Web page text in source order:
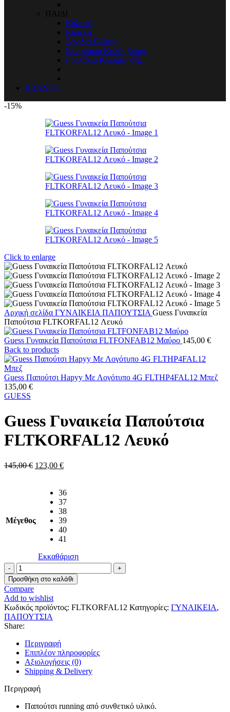
ΠΑΙΔΙ
Κάλτσες
Καπέλα
Σακίδια Πλάτης
Σκουφάκια Κολύμβησης
Γυαλάκια Κολύμβησης
BRANDS
-15%
Click to enlarge
Αρχική σελίδα ΓΥΝΑΙΚΕΙΑ ΠΑΠΟΥΤΣΙΑ Guess Γυναικεία
Παπούτσια FLTKORFAL12 Λευκό
Guess Γυναικεία Παπούτσια FLTFONFAB12 Μαύρο 145,00 €
Back to products
Guess Παπούτσι Hapyy Με Λογότυπο 4G FLTHP4FAL12 Μπεζ
135,00 €
GUESS
Guess Γυναικεία Παπούτσια
FLTKORFAL12 Λευκό
145,00€ Original
145,00 €.
123,00 €Η
είναι:
123,00 €.
Μέγεθος
36
37
38
39
40
41
Εκκαθάριση
Guess
Γυναικεία
Παπούτσια
FLTKORFAL12
Λευκό
ποσότητα
Προσθήκη στο καλάθι
Compare
Add to wishlist
Κωδικός προϊόντος: FLTKORFAL12 Κατηγορίες: ΓΥΝΑΙΚΕΙΑ,
ΠΑΠΟΥΤΣΙΑ
Share:
Περιγραφή
Επιπλέον πληροφορίες
Αξιολογήσεις (0)
Shipping & Delivery
Περιγραφή
Παπούτσι running από συνθετικό υλικό.